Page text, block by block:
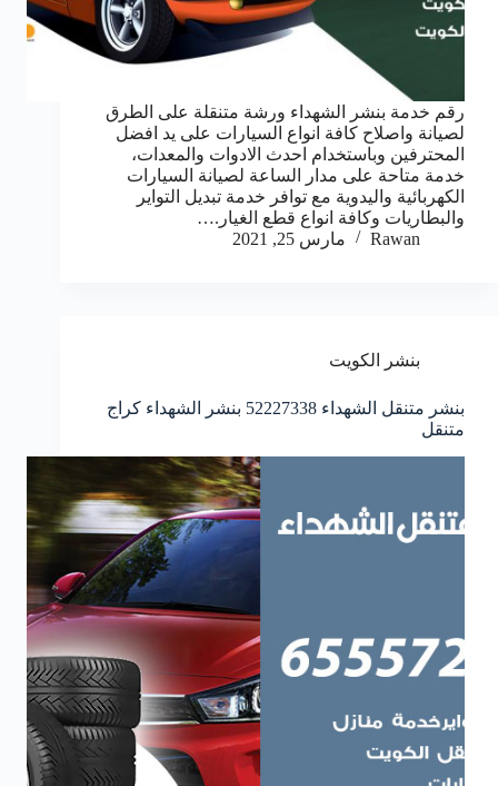
رقم خدمة بنشر الشهداء ورشة متنقلة على الطرق
لصيانة واصلاح كافة انواع السيارات على يد افضل
المحترفين وباستخدام احدث الادوات والمعدات،
خدمة متاحة على مدار الساعة لصيانة السيارات
الكهربائية واليدوية مع توافر خدمة تبديل التواير
والبطاريات وكافة انواع قطع الغيار.…
Rawan
مارس 25, 2021
بنشر الكويت
بنشر متنقل الشهداء 52227338 بنشر الشهداء كراج
متنقل